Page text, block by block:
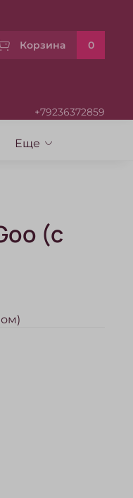
Корзина 0
+79236372859
Еще
(с